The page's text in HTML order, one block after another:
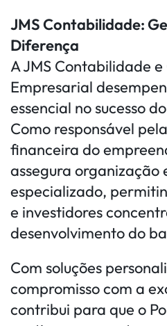
JMS Contabilidade:
Diferença
A JMS Contabilidade
Empresarial
essencial no sucesso
Como responsável
financeira do
assegura organização
especializado,
e investidores
desenvolvimento do
Com soluções
compromisso com a
contribui para que o